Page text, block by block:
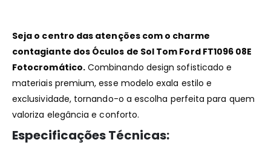
Seja o centro das atenções com o charme
contagiante dos Óculos de Sol Tom Ford FT1096 08E
Fotocromático.Combinando design sofisticado e
materiais premium, esse modelo exala estilo e
exclusividade, tornando-o a escolha perfeita para quem
valoriza elegância e conforto.
Especificações Técnicas: